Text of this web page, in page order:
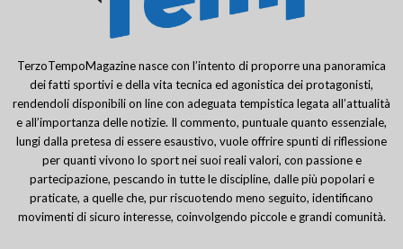
TerzoTempoMagazine nasce con l’intento di proporre una panoramica
dei fatti sportivi e della vita tecnica ed agonistica dei protagonisti,
rendendoli disponibili on line con adeguata tempistica legata all’attualità
e all’importanza delle notizie. Il commento, puntuale quanto essenziale,
lungi dalla pretesa di essere esaustivo, vuole offrire spunti di riflessione
per quanti vivono lo sport nei suoi reali valori, con passione e
partecipazione, pescando in tutte le discipline, dalle più popolari e
praticate, a quelle che, pur riscuotendo meno seguito, identificano
movimenti di sicuro interesse, coinvolgendo piccole e grandi comunità.